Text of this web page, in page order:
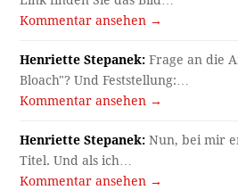
Kommentar ansehen →
Henriette Stepanek: Frage an die
Bloach"? Und Feststellung:…
Kommentar ansehen →
Henriette Stepanek: Nun, bei mir
Titel. Und als ich…
Kommentar ansehen →